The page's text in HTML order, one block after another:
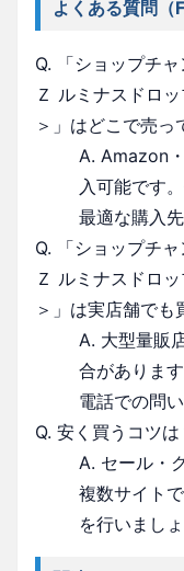
よくある質問（
Q. 「ショップチ
Ｚ ルミナスドロ
＞」はどこで売っ
A. Amazon
入可能です
最適な購入
Q. 「ショップチ
Ｚ ルミナスドロ
＞」は実店舗でも
A. 大型量販
合がありま
電話での問
Q. 安く買うコツは
A. セール・
複数サイト
を行いましょ